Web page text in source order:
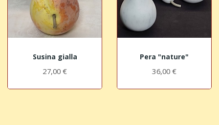
Susina gialla
27,00 €
Pera "nature"
36,00 €